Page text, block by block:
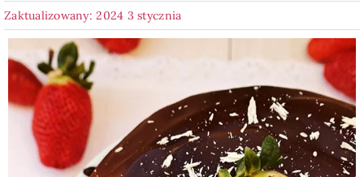
Napoje
Pieczywo
Przetwory
Zaktualizowany: 2024 3 stycznia